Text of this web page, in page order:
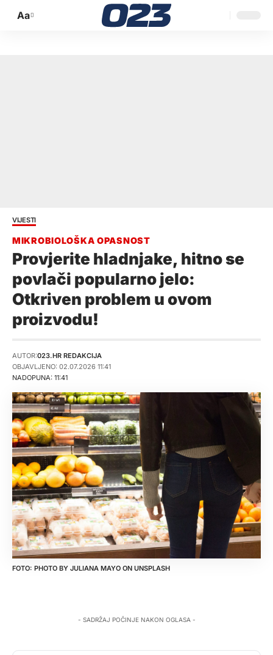
Promijeni
Aa
VIJESTI
Provjerite hladnjake, hitno se
povlači popularno jelo:
Otkriven problem u ovom
proizvodu!
NADOPUNA: 11:41
AUTOR:023.HR REDAKCIJA
OBJAVLJENO: 02.07.2026 11:41
PHOTO BY JULIANA MAYO ON UNSPLASH
- SADRŽAJ POČINJE NAKON OGLASA -